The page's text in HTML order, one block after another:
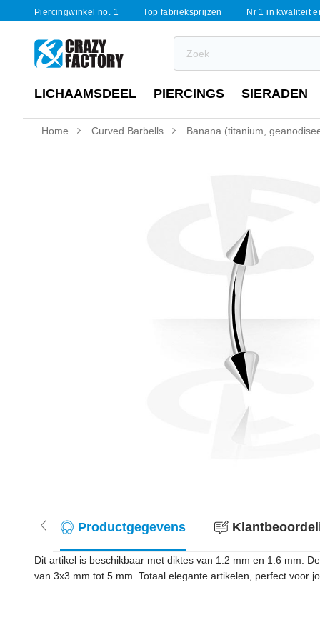
Piercingwinkel no. 1 Top fabrieksprijzen Nr 1 in kwaliteit
LICHAAMSDEEL PIERCINGS SIERADEN
Home Curved Barbells Banana (titanium,
Productgegevens
Dit artikel is beschikbaar met diktes van 1.2 mm en 1.6 mm.
van 3x3 mm tot 5 mm. Totaal elegante artikelen, perfect voor